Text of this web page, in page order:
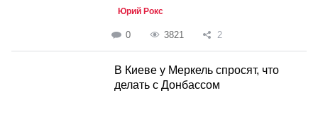
Юрий Рокс
0 3821 2
В Киеве у Меркель спросят, что
делать с Донбассом